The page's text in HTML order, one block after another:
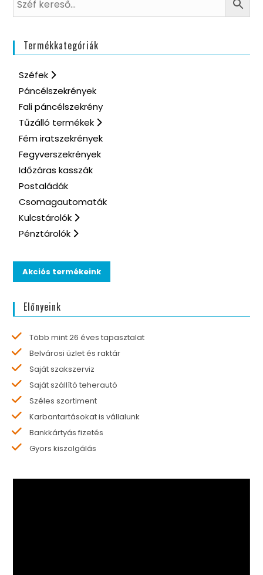
Termékkategóriák
Széfek
Páncélszekrények
Fali páncélszekrény
Tűzálló termékek
Fém iratszekrények
Fegyverszekrények
Időzáras kasszák
Postaládák
Csomagautomaták
Kulcstárolók
Pénztárolók
Akciós termékeink
Előnyeink
Több mint 26 éves tapasztalat
Belvárosi üzlet és raktár
Saját szakszerviz
Saját szállító teherautó
Széles szortiment
Karbantartásokat is vállalunk
Bankkártyás fizetés
Gyors kiszolgálás